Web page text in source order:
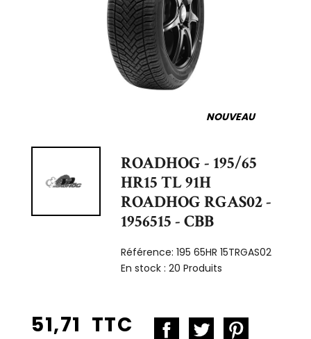
NOUVEAU
ROADHOG - 195/65
HR15 TL 91H
ROADHOG RGAS02 -
1956515 - CBB
Référence:195 65HR 15TRGAS02
En stock :20 Produits
51,71 TTC